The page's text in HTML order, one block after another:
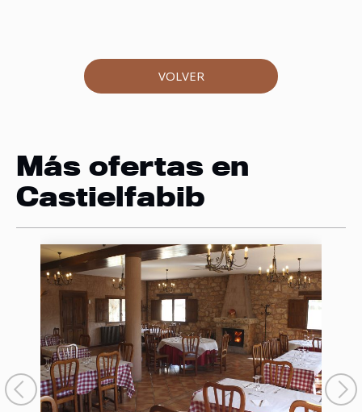
VOLVER
Más ofertas en
Castielfabib